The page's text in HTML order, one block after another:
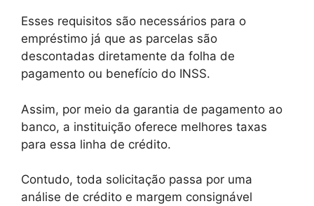
Esses requisitos são necessários para o
empréstimo já que as parcelas são
descontadas diretamente da folha de
pagamento ou benefício do INSS.
Assim, por meio da garantia de pagamento ao
banco, a instituição oferece melhores taxas
para essa linha de crédito.
Contudo, toda solicitação passa por uma
análise de crédito e margem consignável